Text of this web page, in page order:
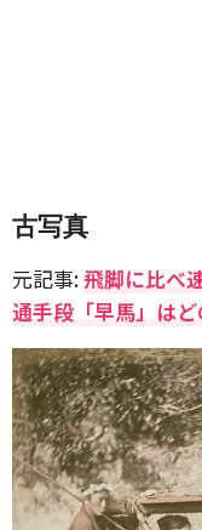
古写真
元記事:飛脚に比べ
通手段「早馬」は